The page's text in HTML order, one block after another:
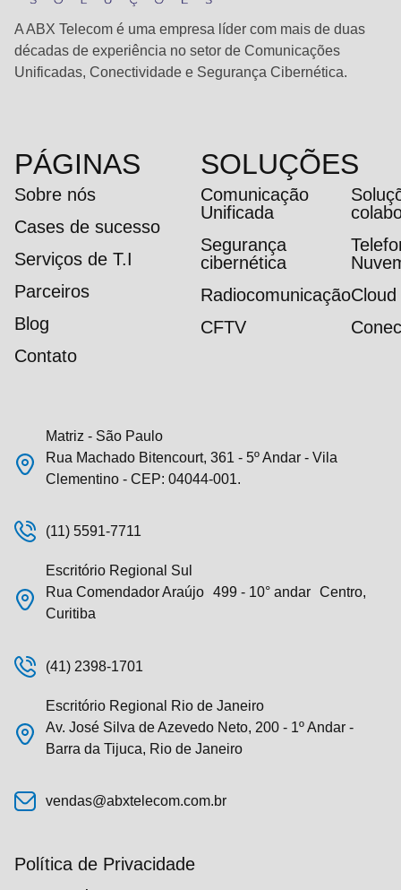
A ABX Telecom é uma empresa líder com mais de duas
décadas de experiência no setor de Comunicações
Unificadas, Conectividade e Segurança Cibernética.
PÁGINAS
Sobre nós
Cases de sucesso
Serviços de T.I
Parceiros
Blog
Contato
SOLUÇÕES
Comunicação
Unificada
Segurança
cibernética
RadiocomunicaçãoCloud
CFTV
Matriz - São Paulo
Rua Machado Bitencourt, 361 - 5º Andar - Vila
Clementino - CEP: 04044-001.
(11) 5591-7711
Escritório Regional Sul
Rua Comendador Araújo 499 - 10° andar Centro,
Curitiba
(41) 2398-1701
Escritório Regional Rio de Janeiro
Av. José Silva de Azevedo Neto, 200 - 1º Andar -
Barra da Tijuca, Rio de Janeiro
vendas@abxtelecom.com.br
Política de Privacidade